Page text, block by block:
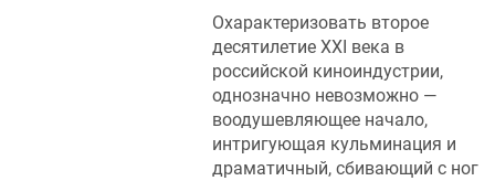
Охарактеризовать второе
десятилетие XXI века в
российской киноиндустрии,
однозначно невозможно —
воодушевляющее начало,
интригующая кульминация и
драматичный, сбивающий с ног